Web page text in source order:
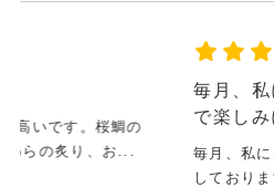
毎月、私には初のお魚が
で楽しみにしております
毎月、私には初のお魚が居なが